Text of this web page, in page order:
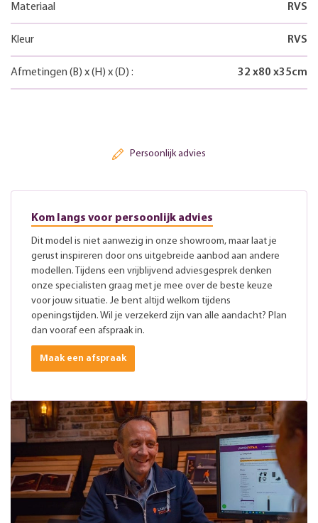
Materiaal RVS
Kleur RVS
Afmetingen (B) x(H) x(D) : 32 x80 x35cm
Persoonlijk advies
Kom langs voor persoonlijk advies
Dit model is niet aanwezig in onze showroom, maar laat je
gerust inspireren door ons uitgebreide aanbod aan andere
modellen. Tijdens een vrijblijvend adviesgesprek denken
onze specialisten graag met je mee over de beste keuze
voor jouw situatie. Je bent altijd welkom tijdens
openingstijden. Wil je verzekerd zijn van alle aandacht? Plan
dan vooraf een afspraak in.
Maak een afspraak